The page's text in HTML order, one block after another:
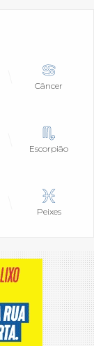
Câncer
Escorpião
Peixes